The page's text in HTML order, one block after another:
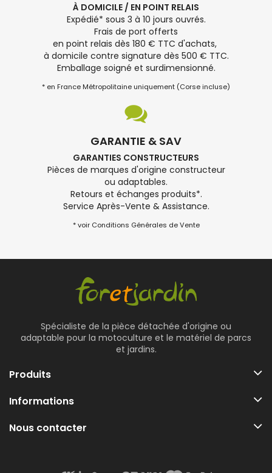
À DOMICILE / EN POINT RELAIS
Expédié* sous 3 à 10 jours ouvrés.
Frais de port offerts
en point relais dès 180 € TTC d'achats,
à domicile contre signature dès 500 € TTC.
Emballage soigné et surdimensionné.
* en France Métropolitaine uniquement (Corse incluse)
GARANTIE & SAV
GARANTIES CONSTRUCTEURS
Pièces de marques d'origine constructeur
ou adaptables.
Retours et échanges produits*.
Service Après-Vente & Assistance.
* voir Conditions Générales de Vente
Spécialiste de la pièce détachée d'origine ou
adaptable pour la motoculture et le matériel de parcs
et jardins.
Produits
Informations
Nous contacter